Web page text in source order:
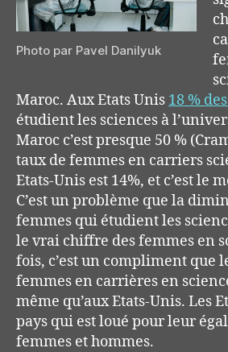
Photo par Pavel Danilyuk
Maroc. Aux Etats Unis 18 %
étudient les sciences à
Maroc c’est presque 50 %
taux de femmes en carriers
Etats-Unis est 14%, et c’est le
C’est un problème que la
femmes qui étudient les
le vrai chiffre des femmes en
fois, c’est un compliment que
femmes en carrières en
même qu’aux Etats-Unis. Les
pays qui est loué pour leur
femmes et hommes.